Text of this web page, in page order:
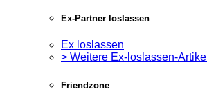
Ex-Partner loslassen
Ex loslassen
> Weitere Ex-loslassen-Artikel
Friendzone